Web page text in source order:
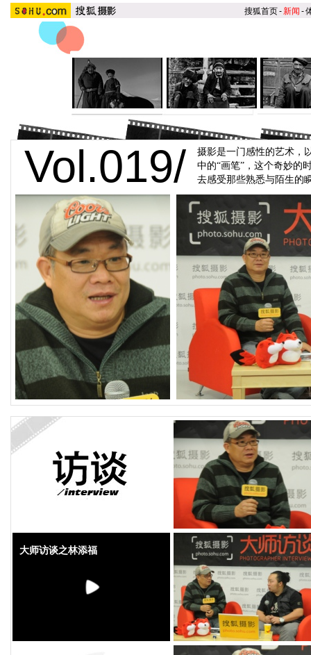
搜狐首页-新闻 -
Vol.019/
摄影是一门感性的艺术，
中的“画笔”，这个奇妙的
去感受那些熟悉与陌生的
大师访谈之林添福